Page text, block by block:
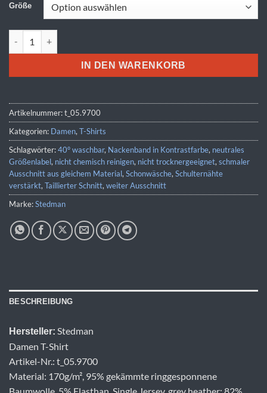
Größe
IN DEN WARENKORB
Artikelnummer:t_05.9700
Kategorien: Damen,T-Shirts
Schlagwörter:40° waschbar, Nackenband in Kontrastfarbe, neutrales
Größenlabel, nicht chemisch reinigen, nicht trocknergeeignet,schmaler
Ausschnitt aus gleichem Material,Schonwäsche,Schulternähte
verstärkt,Taillierter Schnitt,weiter Ausschnitt
Marke:Stedman
BESCHREIBUNG
Hersteller: Stedman
Damen T-Shirt
Artikel-Nr.: t_05.9700
Material: 170g/m², 95% gekämmte ringgesponnene